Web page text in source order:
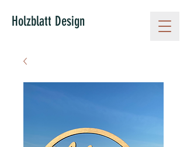
Holzblatt Design